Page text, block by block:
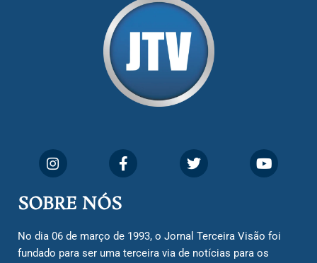
SOBRE NÓS
No dia 06 de março de 1993, o Jornal Terceira Visão foi
fundado para ser uma terceira via de notícias para os